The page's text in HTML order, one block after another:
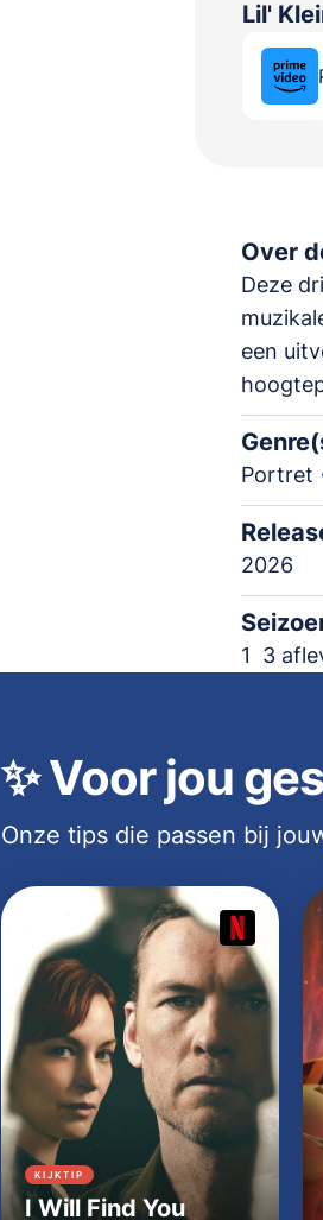
Lil'
Over
Deze
een
Portret
2026
1 3
✨Voor jou
Onze tips die passen bij
KIJKTIP
I Will Find You